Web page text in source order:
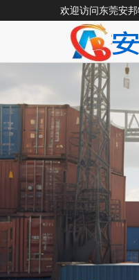
欢迎访问东莞安